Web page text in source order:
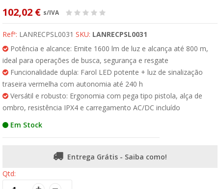
102,02 € s/IVA
Refª: LANRECPSL0031 SKU: LANRECPSL0031
Potência e alcance: Emite 1600 lm de luz e alcança até 800 m,
ideal para operações de busca, segurança e resgate
Funcionalidade dupla: Farol LED potente + luz de sinalização
traseira vermelha com autonomia até 240 h
Versátil e robusto: Ergonomia com pega tipo pistola, alça de
ombro, resistência IPX4 e carregamento AC/DC incluído
Em Stock
Entrega Grátis - Saiba como!
Qtd: